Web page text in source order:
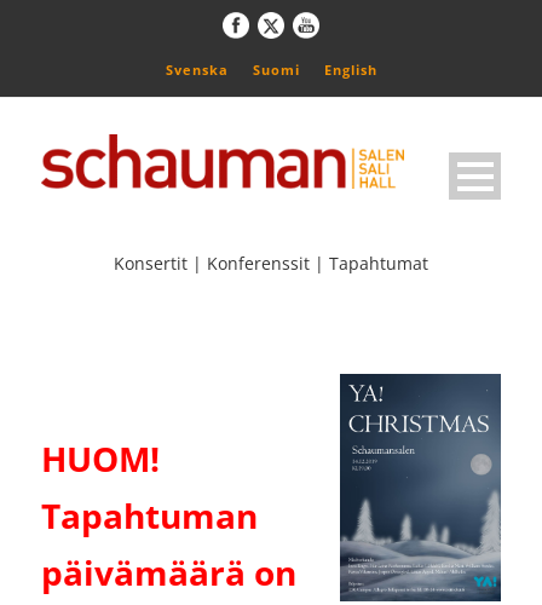
Svenska Suomi English
Konsertit | Konferenssit | Tapahtumat
HUOM!
Tapahtuman
päivämäärä on